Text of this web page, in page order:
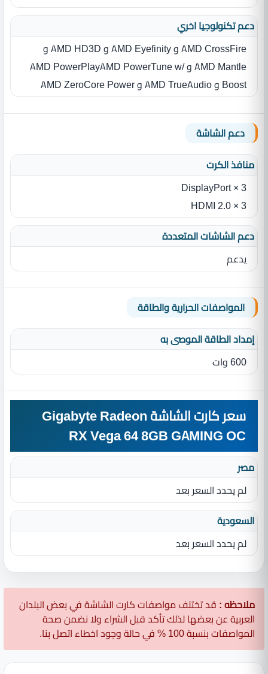
دعم تكنولوجيا اخري
AMD CrossFire و AMD Eyefinity و AMD HD3D و
AMD Mantle و AMD PowerPlayAMD PowerTune w/
Boost و AMD TrueAudio و AMD ZeroCore Power
دعم الشاشة
منافذ الكرت
3 × DisplayPort
3 × HDMI 2.0
دعم الشاشات المتعددة
يدعم
المواصفات الحرارية والطاقة
إمداد الطاقة الموصى به
600 وات
سعر كارت الشاشة Gigabyte Radeon
RX Vega 64 8GB GAMING OC
مصر
لم يحدد السعر بعد
السعودية
لم يحدد السعر بعد
ملاحظه : قد تختلف مواصفات كارت الشاشة في بعض البلدان
العربية عن بعضها لذلك تأكد قبل الشراء ولا نضمن صحة
المواصفات بنسبة 100 % في حالة وجود اخطاء اتصل بنا.